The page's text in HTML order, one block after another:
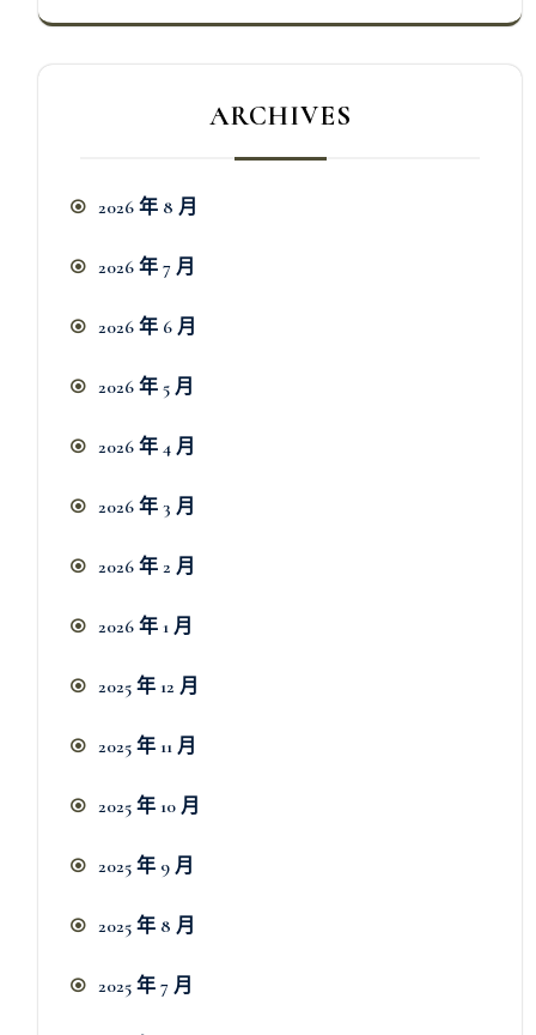
ARCHIVES
2026 年 8 月
2026 年 7 月
2026 年 6 月
2026 年 5 月
2026 年 4 月
2026 年 3 月
2026 年 2 月
2026 年 1 月
2025 年 12 月
2025 年 11 月
2025 年 10 月
2025 年 9 月
2025 年 8 月
2025 年 7 月